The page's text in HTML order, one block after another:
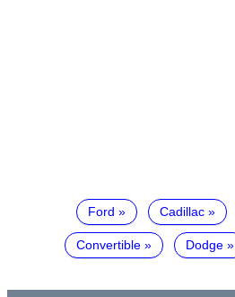
Ford Cadillac
Convertible Dodge